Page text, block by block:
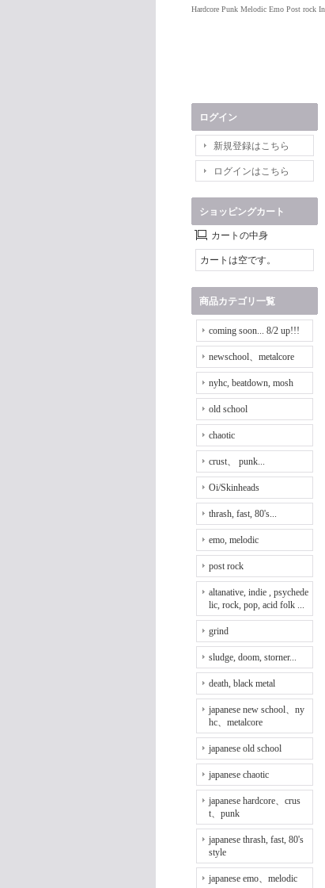
Hardcore Punk Melodic Emo Post rock
ログイン
新規登録はこちら
ログインはこちら
ショッピングカート
カートの中身
カートは空です。
商品カテゴリ一覧
coming soon... 8/2 up!!!
newschool、metalcore
nyhc, beatdown, mosh
old school
chaotic
crust、 punk...
Oi/Skinheads
thrash, fast, 80's...
emo, melodic
post rock
altanative, indie , psychede
lic, rock, pop, acid folk ...
grind
sludge, doom, storner...
death, black metal
japanese new school、ny
hc、metalcore
japanese old school
japanese chaotic
japanese hardcore、crus
t、punk
japanese thrash, fast, 80's
style
japanese emo、melodic